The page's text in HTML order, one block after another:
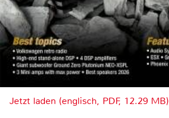
Jetzt laden (englisch, PDF, 12.29 MB)